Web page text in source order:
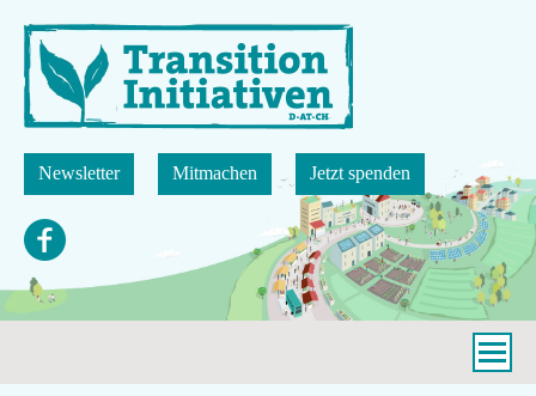
zum
Inhalt
Newsletter Mitmachen Jetzt spenden